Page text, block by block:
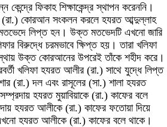
ফিকাহ শিক্ষাকেন্দ্র স্থাপন করেননি।
(রা.) কোরআন সংকলন করলে হযরত আব্দুল্লাহ
লিপ্ত হন। উক্ত মতভেদটি এখনো জারি
বিরুদ্ধে চরমভাবে ক্ষিপ্ত হয়। তারা খলিফা
উক্ত কোরআনের উপরেই তাঁকে শহীদ করে।
খলিফা হযরত আলীর (রা.) সাথে যুদ্ধে লিপ্ত
(রা.) দল এবং রাসূলের (সা.) শালা হযরত
হযরত মুয়াবিয়াকে (রা.) কাফের বলে
হযরত আলীকে (রা.) কাফের ফতোয়া দিয়ে
হযরত আলীকে (রা.) কাফের বলে থাকে।